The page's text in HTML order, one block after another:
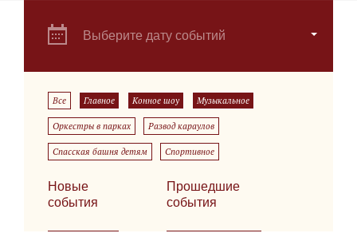
Выберите дату событий
Все Главное Конное шоу Музыкальное
Оркестры в парках Развод караулов
Спасская башня детям Спортивное
Новые
события
Прошедшие
события